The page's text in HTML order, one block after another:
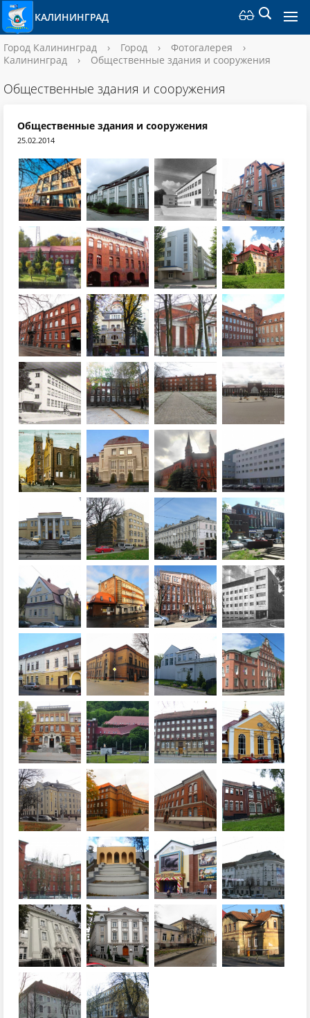
КАЛИНИНГРАД
Город Калининград › Город › Фотогалерея
›
Калининград
› Общественные здания и сооружения
Общественные здания и сооружения
Общественные здания и сооружения
25.02.2014